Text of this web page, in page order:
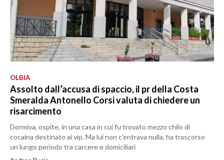
OLBIA
Assolto dall’accusa di spaccio, il pr della Costa
Smeralda Antonello Corsi valuta di chiedere un
risarcimento
Dormiva, ospite, in una casa in cui fu trovato mezzo chilo di
cocaina destinato ai vip. Ma lui non c’entrava nulla, ha trascorso
un lungo periodo tra carcere e domiciliari